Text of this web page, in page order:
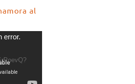
al
error.